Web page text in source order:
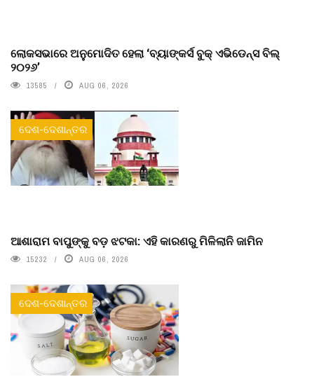
ଲୋକସଭାରେ ଅନୁମୋଦିତ ହେଲା ‘ବ୍ୟାଙ୍କର୍ସ ବୁକ୍ ଏଭିଡେନ୍ସ ବିଲ୍
୨୦୨୬’
13585 AUG 06, 2026
ଦେଶ-ଦେଶାନ୍ତର
ଆଶାରାମ ବାପୁଙ୍କୁ ବଡ଼ ଝଟକା: ଏହି କାରଣରୁ ମିଳିଲାନି ଜାମିନ
15232 AUG 06, 2026
ଦେଶ-ଦେଶାନ୍ତର